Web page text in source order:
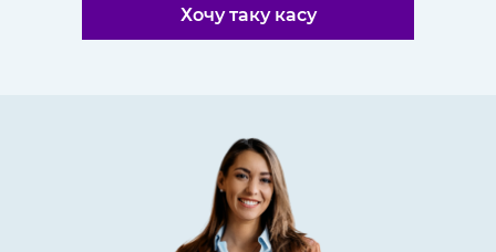
Хочу таку касу